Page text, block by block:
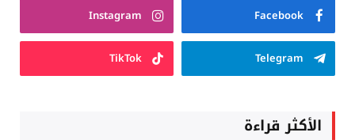
Facebook
Instagram
Telegram
TikTok
الأكثر قراءة